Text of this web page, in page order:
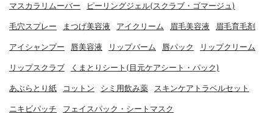
マスカラリムーバー ピーリングジェル(スクラブ・ゴマージュ)
毛穴スプレー まつげ美容液 アイクリーム 眉毛美容液 眉毛育毛剤
アイシャンプー 唇美容液 リップバーム 唇パック リップクリーム
リップスクラブ くまとりシート(目元ケアシート・パック)
あぶらとり紙 コットン シミ用飲み薬 スキンケアトラベルセット
ニキビパッチ フェイスパック・シートマスク